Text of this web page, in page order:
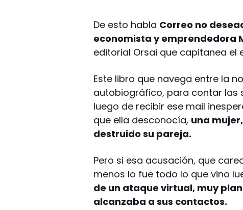
De esto habla Correo no
economista y emprendedora
editorial Orsai que capitanea el
Este libro que navega entre la
autobiográfico, para contar las
luego de recibir ese mail
que ella desconocía, una
destruido su pareja.
Pero si esa acusación, que
menos lo fue todo lo que vino
de un ataque virtual, muy
alcanzaba a sus contactos.